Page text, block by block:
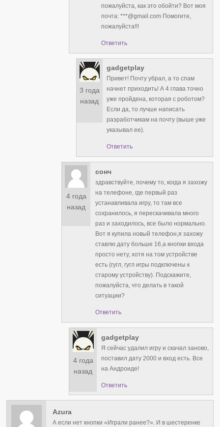
пожалуйста, как это обойти? Вот моя
почта: ***@gmail.com Помогите,
пожалуйста!!!
Ответить
3 года
назад
gadgetplay
Привет! Почту убрал, а то спам
начнет приходить! А 4 глава точно
уже пройдена, которая с роботом?
Если да, то лучше написать
разработчикам на почту (выше уже
указывал ее).
Ответить
4 года
назад
сонч
здравствуйте, почему то, когда я захожу
на телефоне, где первый раз
устанавливала игру, то там все
сохранилось, я перескачивала много
раз и заходилось, все было нормально.
Вот я купила новый телефон,я захожу
ставлю дату больше 16,а кнопки входа
просто нету, хотя на том устройстве
есть (гугл, гугл игры подключены к
старому устройству). Подскажите,
пожалуйста, что делать в такой
ситуации?
Ответить
4 года
назад
gadgetplay
Я сейчас удалил игру и скачал заново,
поставил дату 2000 и вход есть. Все
на Андроиде!
Ответить
Azura
А если нет кнопки «Играли ранее?». И в шестеренке